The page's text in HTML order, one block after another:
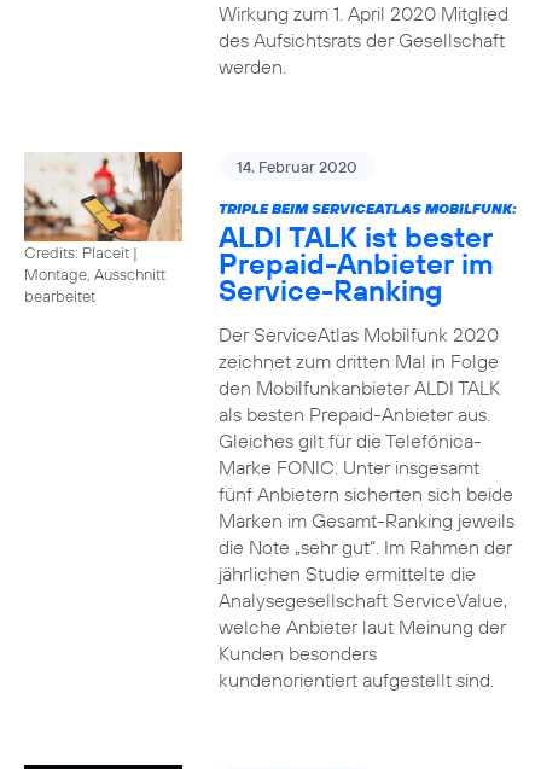
Wirkung zum 1. April 2020 Mitglied
des Aufsichtsrats der Gesellschaft
werden.
Credits: Placeit |
Montage, Ausschnitt
bearbeitet
14. Februar 2020
TRIPLE BEIM SERVICEATLAS MOBILFUNK:
ALDI TALK ist bester
Prepaid-Anbieter im
Service-Ranking
Der ServiceAtlas Mobilfunk 2020
zeichnet zum dritten Mal in Folge
den Mobilfunkanbieter ALDI TALK
als besten Prepaid-Anbieter aus.
Gleiches gilt für die Telefónica-
Marke FONIC. Unter insgesamt
fünf Anbietern sicherten sich beide
Marken im Gesamt-Ranking jeweils
die Note „sehr gut“. Im Rahmen der
jährlichen Studie ermittelte die
Analysegesellschaft ServiceValue,
welche Anbieter laut Meinung der
Kunden besonders
kundenorientiert aufgestellt sind.